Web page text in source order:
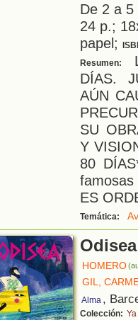
De 2 a
24 p.;
papel;
Resumen:
DÍAS.
AÚN
SU
Y
80
ES
Temática:
Odisea
HOMERO
GIL,
Alma ,
Colección: